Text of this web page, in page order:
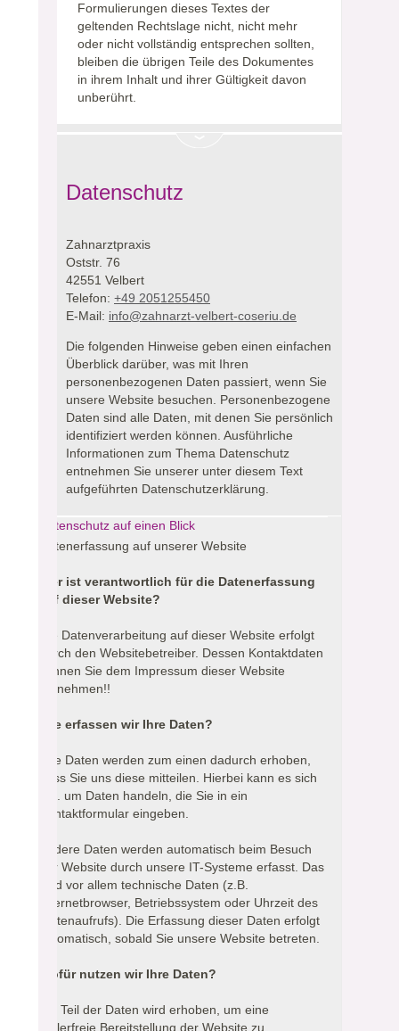
Formulierungen dieses Textes der
geltenden Rechtslage nicht, nicht mehr
oder nicht vollständig entsprechen sollten,
bleiben die übrigen Teile des Dokumentes
in ihrem Inhalt und ihrer Gültigkeit davon
unberührt.
Datenschutz
Zahnarztpraxis
Oststr. 76
42551 Velbert
Telefon: +49 2051255450
E-Mail: info@zahnarzt-velbert-coseriu.de
Die folgenden Hinweise geben einen einfachen
Überblick darüber, was mit Ihren
personenbezogenen Daten passiert, wenn Sie
unsere Website besuchen. Personenbezogene
Daten sind alle Daten, mit denen Sie persönlich
identifiziert werden können. Ausführliche
Informationen zum Thema Datenschutz
entnehmen Sie unserer unter diesem Text
aufgeführten Datenschutzerklärung.
Datenschutz auf einen Blick
Datenerfassung auf unserer Website
Wer ist verantwortlich für die Datenerfassung
auf dieser Website?
Die Datenverarbeitung auf dieser Website erfolgt
durch den Websitebetreiber. Dessen Kontaktdaten
können Sie dem Impressum dieser Website
entnehmen!!
Wie erfassen wir Ihre Daten?
Ihre Daten werden zum einen dadurch erhoben,
dass Sie uns diese mitteilen. Hierbei kann es sich
z.B. um Daten handeln, die Sie in ein
Kontaktformular eingeben.
Andere Daten werden automatisch beim Besuch
der Website durch unsere IT-Systeme erfasst. Das
sind vor allem technische Daten (z.B.
Internetbrowser, Betriebssystem oder Uhrzeit des
Seitenaufrufs). Die Erfassung dieser Daten erfolgt
automatisch, sobald Sie unsere Website betreten.
Wofür nutzen wir Ihre Daten?
Ein Teil der Daten wird erhoben, um eine
fehlerfreie Bereitstellung der Website zu